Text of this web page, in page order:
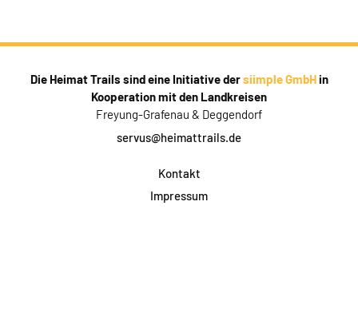
Die Heimat Trails sind eine Initiative dersiimple GmbHin
Kooperation mit den Landkreisen
Freyung-Grafenau & Deggendorf
servus@heimattrails.de
Kontakt
Impressum